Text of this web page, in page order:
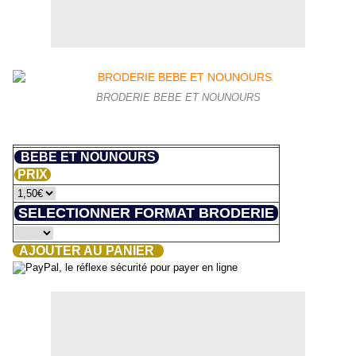
BRODERIE BEBE ET NOUNOURS
BEBE ET NOUNOURS
PRIX
SELECTIONNER FORMAT BRODERIE
AJOUTER AU PANIER